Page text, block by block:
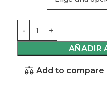
AÑADIR
Add to compare